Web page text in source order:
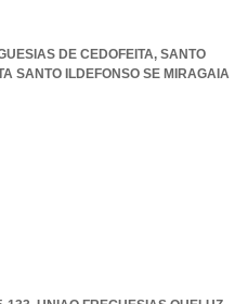
DE CEDOFEITA, SANTO
SANTO ILDEFONSO SE MIRAGAIA